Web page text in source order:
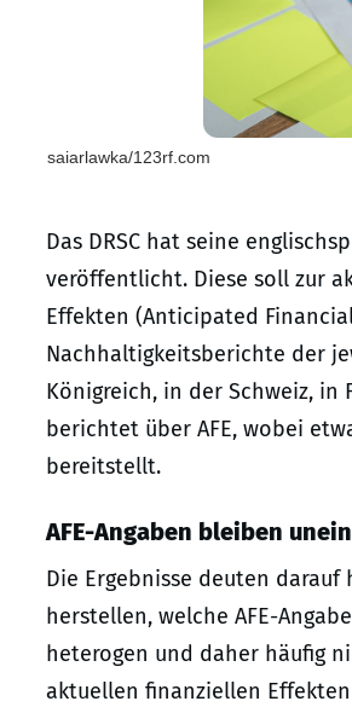
saiarlawka/123rf.com
Das DRSC hat seine
veröffentlicht. Diese soll zur
Effekten (Anticipated
Nachhaltigkeitsberichte der
Königreich, in der Schweiz, in
berichtet über AFE, wobei
bereitstellt.
AFE-Angaben bleiben
Die Ergebnisse deuten
herstellen, welche AFE-
heterogen und daher häufig
aktuellen finanziellen